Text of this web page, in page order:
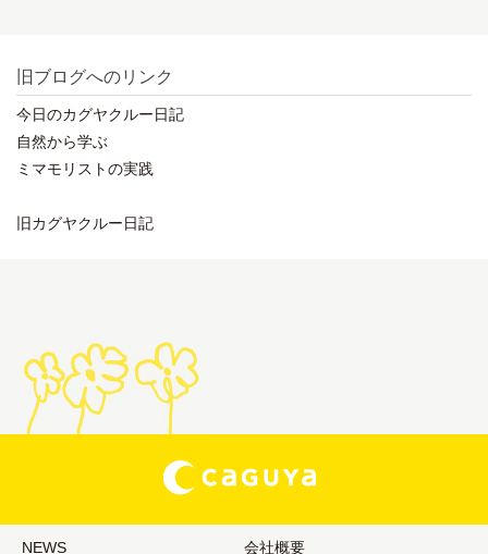
旧ブログへのリンク
今日のカグヤクルー日記
自然から学ぶ
ミマモリストの実践
旧カグヤクルー日記
NEWS 会社概要